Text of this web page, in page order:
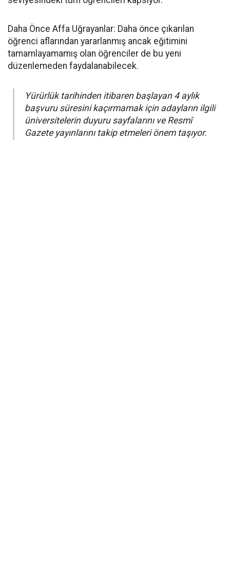
​Daha Önce Affa Uğrayanlar: Daha önce çıkarılan
öğrenci aflarından yararlanmış ancak eğitimini
tamamlayamamış olan öğrenciler de bu yeni
düzenlemeden faydalanabilecek.
Yürürlük tarihinden itibaren başlayan 4 aylık
başvuru süresini kaçırmamak için adayların ilgili
üniversitelerin duyuru sayfalarını ve Resmî
Gazete yayınlarını takip etmeleri önem taşıyor.